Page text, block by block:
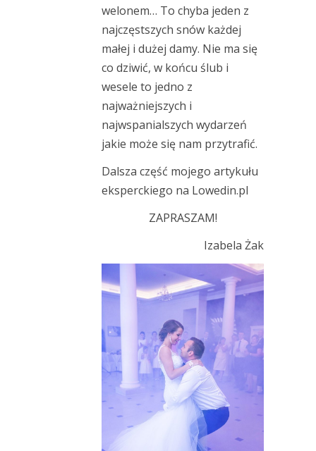
welonem… To chyba jeden z
najczęstszych snów każdej
małej i dużej damy. Nie ma się
co dziwić, w końcu ślub i
wesele to jedno z
najważniejszych i
najwspanialszych wydarzeń
jakie może się nam przytrafić.
Dalsza część mojego artykułu
eksperckiego na Lowedin.pl
ZAPRASZAM!
Izabela Żak